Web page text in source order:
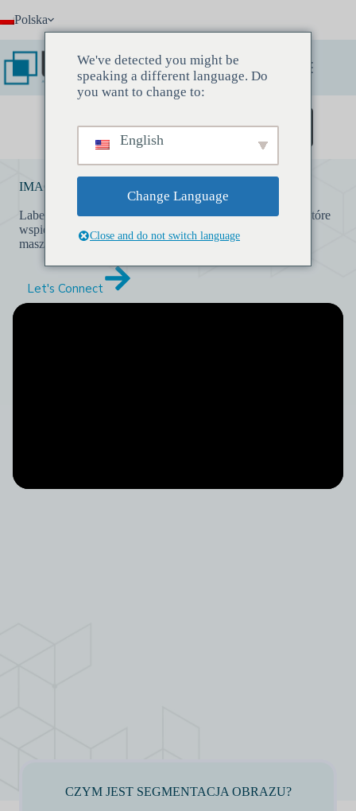
doPolska
Zarezerwuj spotkanie odkrywcze
IMAGE SEGMENTATION SERVICE INDIA
Labelify zapewnia doskonałe usługi segmentacji obrazu, które
wspierają strategie sztucznej inteligencji, uczenia
maszynowego i operacji na danych.
Let's Connect
CZYM JEST SEGMENTACJA OBRAZU?
We've detected you might be
speaking a different language. Do
you want to change to:
English
Change Language
Close and do not switch language